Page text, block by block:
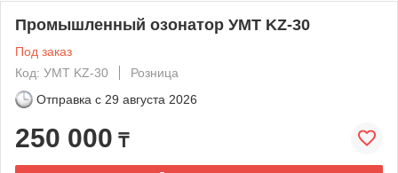
Промышленный озонатор УМТ KZ-30
Под заказ
Код: УМТ KZ-30
Розница
Отправка с 29 августа 2026
250 000 ₸